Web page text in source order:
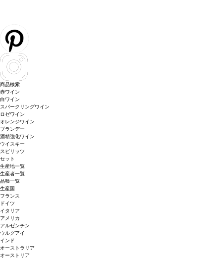
商品検索
赤ワイン
白ワイン
スパークリングワイン
ロゼワイン
オレンジワイン
ブランデー
酒精強化ワイン
ウイスキー
スピリッツ
セット
生産地一覧
生産者一覧
品種一覧
生産国
フランス
ドイツ
イタリア
アメリカ
アルゼンチン
ウルグアイ
インド
オーストラリア
オーストリア